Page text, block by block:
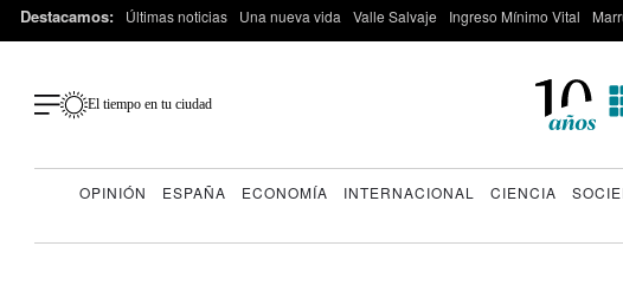
Destacamos: Últimas noticias Una nueva vida Valle Salvaje Ingreso Mínimo Vital
El tiempo en tu ciudad
OPINIÓN ESPAÑA ECONOMÍA INTERNACIONAL CIENCIA